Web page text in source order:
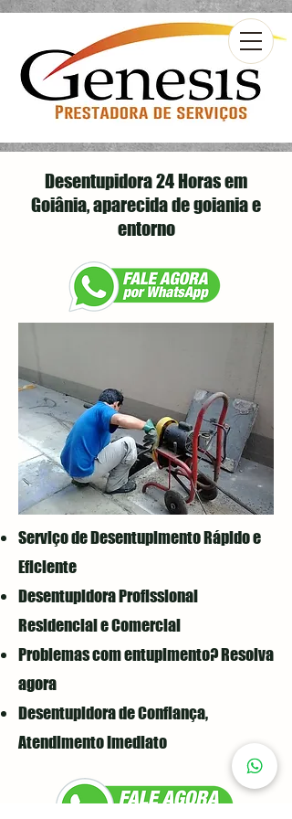
Desentupidora 24 Horas em
Goiânia, aparecida de goiania e
entorno
Serviço de Desentupimento Rápido e
Eficiente
Desentupidora Profissional
Residencial e Comercial
Problemas com entupimento? Resolva
agora
Desentupidora de Confiança,
Atendimento Imediato